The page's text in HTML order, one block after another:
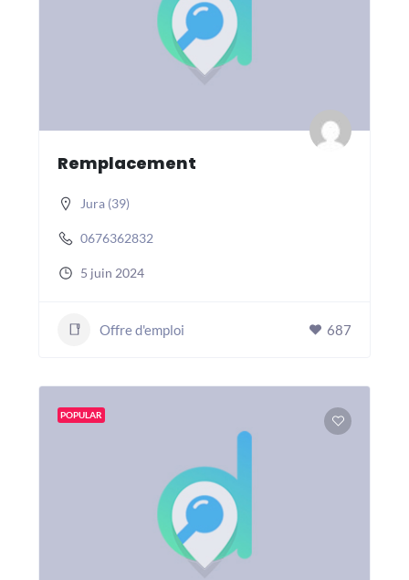
Remplacement
Jura (39)
0676362832
5 juin 2024
Offre d'emploi 687
POPULAR